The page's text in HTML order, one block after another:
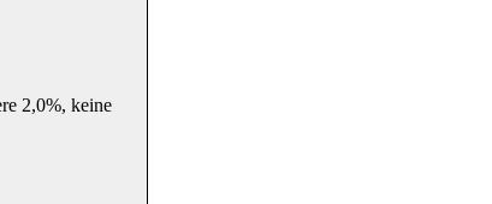
2,0%, keine